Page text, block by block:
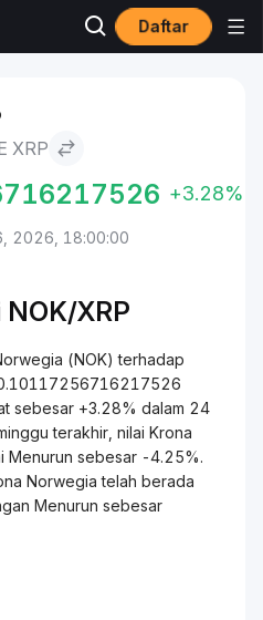
Daftar
Norwegia to XRP
XRP
+3.28%
2026, 18:00:00
XRP
(NOK) terhadap
sebesar +3.28% dalam 24
terakhir, nilai Krona
Menurun sebesar -4.25%.
Norwegia telah berada
Menurun sebesar